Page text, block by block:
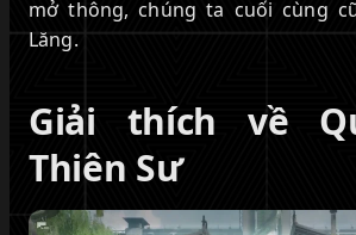
mở thông, chúng ta cuối cùng
Lăng.
Giải thích về
Thiên Sư